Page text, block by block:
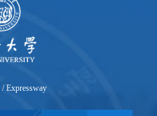
/ Expressway